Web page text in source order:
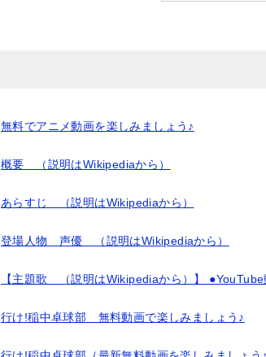
無料でアニメ動画を楽しみましょう♪
概要 （説明はWikipediaから）
あらすじ （説明はWikipediaから）
登場人物 声優 （説明はWikipediaから）
【主題歌 （説明はWikipediaから）】
行け!稲中卓球部 無料動画で楽しみましょう♪